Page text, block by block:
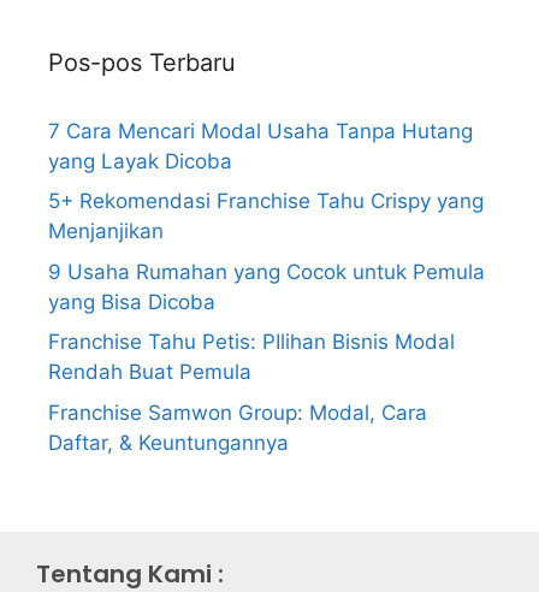
Pos-pos Terbaru
7 Cara Mencari Modal Usaha Tanpa Hutang
yang Layak Dicoba
5+ Rekomendasi Franchise Tahu Crispy yang
Menjanjikan
9 Usaha Rumahan yang Cocok untuk Pemula
yang Bisa Dicoba
Franchise Tahu Petis: PIlihan Bisnis Modal
Rendah Buat Pemula
Franchise Samwon Group: Modal, Cara
Daftar, & Keuntungannya
Tentang Kami :